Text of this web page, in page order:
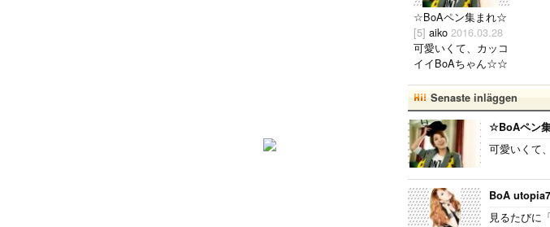
☆BoAペン集まれ☆
[5] aiko 2016.03.28
可愛いくて、カッコ
イイBoAちゃん☆☆
仲良くなりたいです
♪..
Senaste inläggen
☆BoAペン
可愛いくて
BoA utopia7
見るたびに